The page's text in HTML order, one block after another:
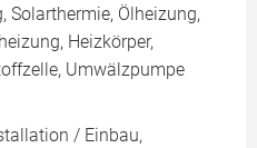
Solarthermie, Ölheizung,
Heizkörper,
Umwälzpumpe
/ Einbau,